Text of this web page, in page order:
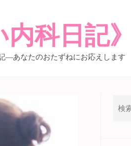
科日記》
―あなたのおたずねにお応えします